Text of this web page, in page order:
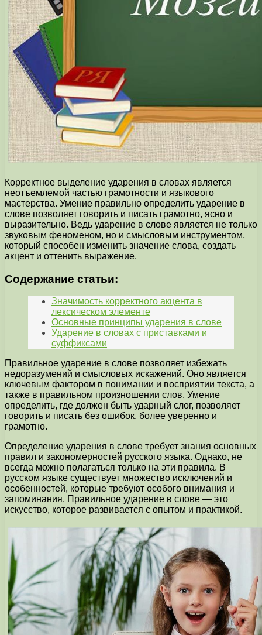
Корректное выделение ударения в словах является
неотъемлемой частью грамотности и языкового
мастерства. Умение правильно определить ударение в
слове позволяет говорить и писать грамотно, ясно и
выразительно. Ведь ударение в слове является не только
звуковым феноменом, но и смысловым инструментом,
который способен изменить значение слова, создать
акцент и оттенить выражение.
Содержание статьи:
Значимость корректного акцента в
лексическом элементе
Основные принципы ударения в слове
Ударение в словах с приставками и
суффиксами
Правильное ударение в слове позволяет избежать
недоразумений и смысловых искажений. Оно является
ключевым фактором в понимании и восприятии текста, а
также в правильном произношении слов. Умение
определить, где должен быть ударный слог, позволяет
говорить и писать без ошибок, более уверенно и
грамотно.
Определение ударения в слове требует знания основных
правил и закономерностей русского языка. Однако, не
всегда можно полагаться только на эти правила. В
русском языке существует множество исключений и
особенностей, которые требуют особого внимания и
запоминания. Правильное ударение в слове — это
искусство, которое развивается с опытом и практикой.